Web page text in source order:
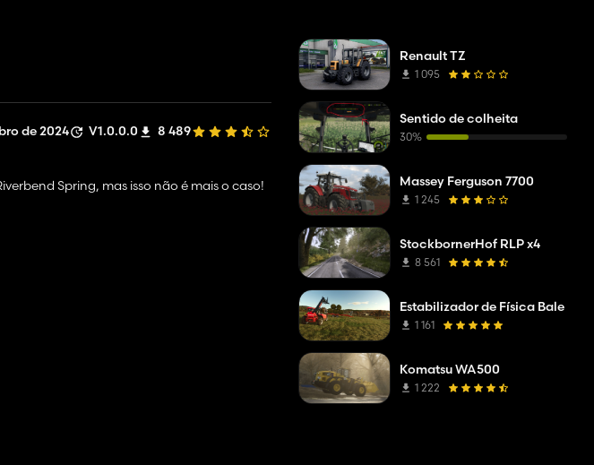
de 2024 V1.0.0.0 8 489
Spring, mas isso não é mais o caso!
Renault TZ
1 095
Sentido de colheita
30%
Massey Ferguson 7700
1 245
StockbornerHof RLP x4
8 561
Estabilizador de Física Bale
1 161
Komatsu WA500
1 222